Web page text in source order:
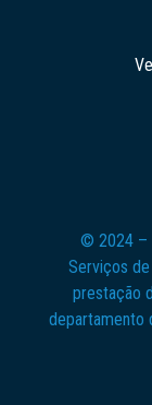
© 2024 –
Serviços
prestação
departamento